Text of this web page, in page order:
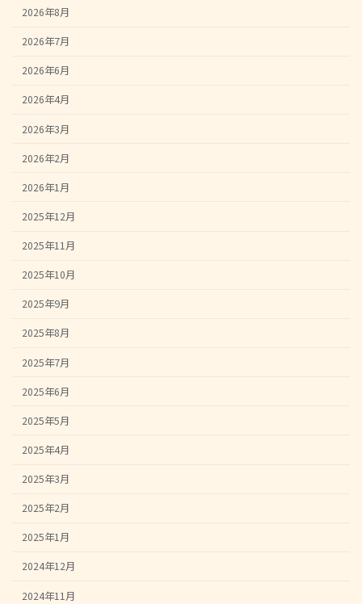
2026年8月
2026年7月
2026年6月
2026年4月
2026年3月
2026年2月
2026年1月
2025年12月
2025年11月
2025年10月
2025年9月
2025年8月
2025年7月
2025年6月
2025年5月
2025年4月
2025年3月
2025年2月
2025年1月
2024年12月
2024年11月